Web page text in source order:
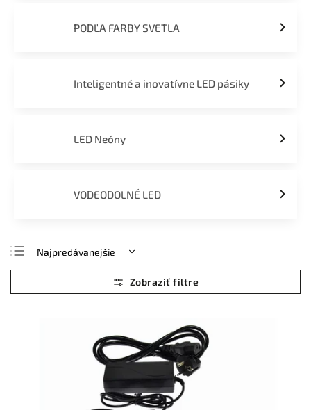
PODĽA FARBY SVETLA
Inteligentné a inovatívne LED pásiky
LED Neóny
VODEODOLNÉ LED
Najpredávanejšie
Najlacnejšie
Najdrahšie